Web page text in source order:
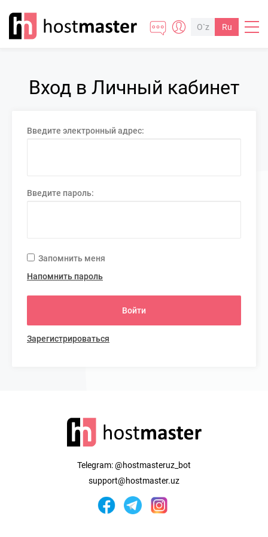
O`z Ru
Вход в Личный кабинет
Введите электронный адрес:
Введите пароль:
Запомнить меня
Напомнить пароль
Войти
Зарегистрироваться
Telegram:@hostmasteruz_bot
support@hostmaster.uz